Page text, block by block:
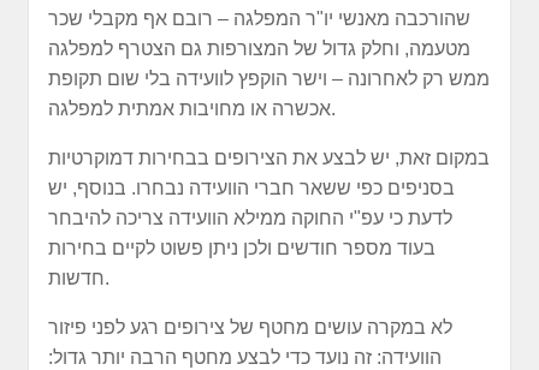
שהורכבה מאנשי יו"ר המפלגה – רובם אף מקבלי שכר
מטעמה, וחלק גדול של המצורפות גם הצטרף למפלגה
ממש רק לאחרונה – וישר הוקפץ לוועידה בלי שום תקופת
אכשרה או מחויבות אמתית למפלגה.
במקום זאת, יש לבצע את הצירופים בבחירות דמוקרטיות
בסניפים כפי ששאר חברי הוועידה נבחרו. בנוסף, יש
לדעת כי עפ"י החוקה ממילא הוועידה צריכה להיבחר
בעוד מספר חודשים ולכן ניתן פשוט לקיים בחירות
חדשות.
לא במקרה עושים מחטף של צירופים רגע לפני פיזור
הוועידה: זה נועד כדי לבצע מחטף הרבה יותר גדול: